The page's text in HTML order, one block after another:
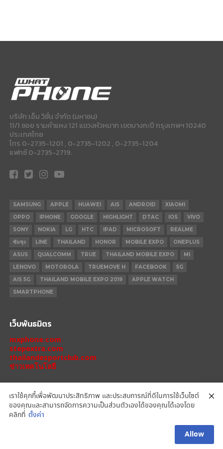
บริษัท เอ็ม วิชั่น จำกัด (มหาชน)
11/1 ซอย รามคำแหง 121 แขวงหัวหมาก เขตบางกะปี กรุงเทพฯ 10240
ประเทศไทย
โทร 0-2735-1201 , 0-2735-1202 , 0-2735-1204
แฟกซ์ 0-2735-2719.
SAMSUNG APPLE HUAWEI AIS ANDROID
XIAOMI
OPPO
IPHONE GOOGLE HIGHLIGHT DTAC IOS
VIVO
SONY
NOKIA LG HTC IPAD MICROSOFT
REALME
ซัมซุง
LINE THAILAND HONOR MOBILE EXPO
ONEPLUS
ASUS
QUALCOMM TRUE THAILAND MOBILE EXPO
MI
LENOVO
MOTOROLA TRUEMOVE H FACEBOOK
5G
AIS 5G
THAILAND MOBILE EXPO 2019
APPLE WATCH
SMARTPHONE
เว็บพันธมิตร
mxphone.com
stepextra.com
thailandesportclub.com
ข่าวเทคโนโลยี
IPHONE 14 PRO
REDMI
เราใช้คุกกี้เพื่อพัฒนาประสิทธิภาพ และประสบการณ์ที่ดีในการใช้เว็บไซต์
ของคุณและสามารถจัดการความเป็นส่วนตัวเองได้ของคุณได้เองโดย
คลิกที่ ตั้งค่า
Allow